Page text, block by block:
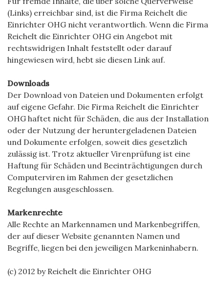
(Links) erreichbar sind, ist die Firma Reichelt die
Einrichter OHG nicht verantwortlich. Wenn die Firma
Reichelt die Einrichter OHG ein Angebot mit
rechtswidrigen Inhalt feststellt oder darauf
hingewiesen wird, hebt sie diesen Link auf.
Downloads
Der Download von Dateien und Dokumenten erfolgt
auf eigene Gefahr. Die Firma Reichelt die Einrichter
OHG haftet nicht für Schäden, die aus der Installation
oder der Nutzung der heruntergeladenen Dateien
und Dokumente erfolgen, soweit dies gesetzlich
zulässig ist. Trotz aktueller Virenprüfung ist eine
Haftung für Schäden und Beeinträchtigungen durch
Computerviren im Rahmen der gesetzlichen
Regelungen ausgeschlossen.
Markenrechte
Alle Rechte an Markennamen und Markenbegriffen,
der auf dieser Website genannten Namen und
Begriffe, liegen bei den jeweiligen Markeninhabern.
(c) 2012 by Reichelt die Einrichter OHG